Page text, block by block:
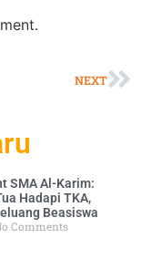
NEXT
SMA Al-Karim:
Hadapi TKA,
Beasiswa
Comments